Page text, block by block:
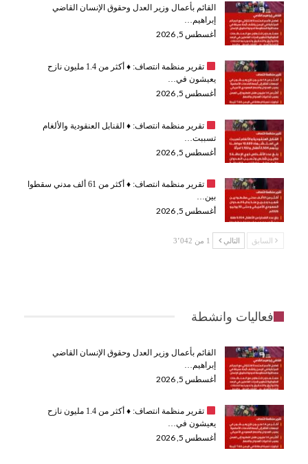
القائم بأعمال وزير العدل وحقوق الإنسان القاضي
إبراهيم…
أغسطس 5, 2026
تقرير منظمة انتصاف: ♦️
أكثر من 1.4 مليون نازح
يعيشون في…
أغسطس 5, 2026
تقرير منظمة انتصاف: ♦️القنابل العنقودية والألغام
تسببت…
أغسطس 5, 2026
تقرير منظمة انتصاف: ♦️
أكثر من 61 ألف مدني سقطوا
بين…
أغسطس 5, 2026
السابق التالي 1 من 3٬042
فعاليات وانشطة
القائم بأعمال وزير العدل وحقوق الإنسان القاضي
إبراهيم…
أغسطس 5, 2026
تقرير منظمة انتصاف: ♦️
أكثر من 1.4 مليون نازح
يعيشون في…
أغسطس 5, 2026